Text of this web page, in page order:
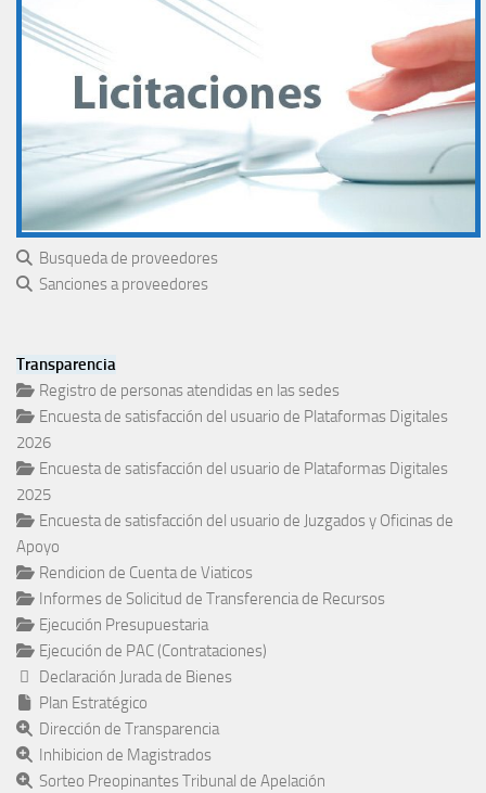
Busqueda de proveedores
Sanciones a proveedores
Transparencia
Registro de personas atendidas en las sedes
Encuesta de satisfacción del usuario de Plataformas Digitales
2026
Encuesta de satisfacción del usuario de Plataformas Digitales
2025
Encuesta de satisfacción del usuario de Juzgados y Oficinas de
Apoyo
Rendicion de Cuenta de Viaticos
Informes de Solicitud de Transferencia de Recursos
Ejecución Presupuestaria
Ejecución de PAC (Contrataciones)
Declaración Jurada de Bienes
Plan Estratégico
Dirección de Transparencia
Inhibicion de Magistrados
Sorteo Preopinantes Tribunal de Apelación